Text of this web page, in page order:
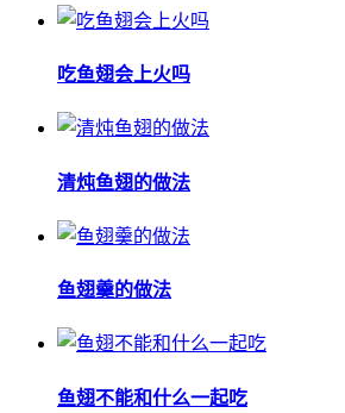
吃鱼翅会上火吗
清炖鱼翅的做法
鱼翅羹的做法
鱼翅不能和什么一起吃